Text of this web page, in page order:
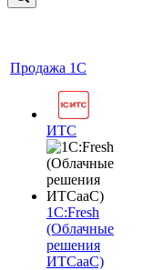
Продажа 1С
ИТС
1C:Fresh
(Облачные
решения
ИТСааС)